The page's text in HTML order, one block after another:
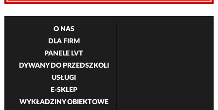
O NAS
DLA FIRM
PANELE LVT
DYWANY DO PRZEDSZKOLI
USŁUGI
E-SKLEP
WYKŁADZINY OBIEKTOWE